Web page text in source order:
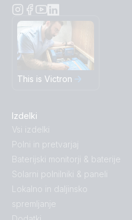
This is Victron
Izdelki
Vsi izdelki
Polni in pretvarjaj
Baterijski monitorji & baterije
Solarni polnilniki & paneli
Lokalno in daljinsko
spremljanje